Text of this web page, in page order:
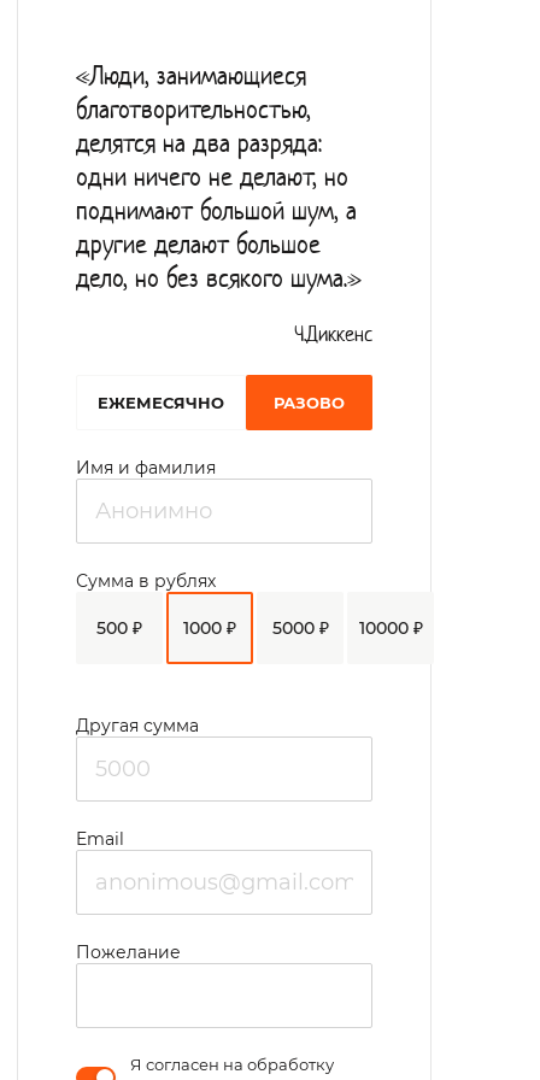
необходимых для улучшения
самочувствия пожилого человека.
Совместные просмотры советского кино,
организация музыкальных вечеров,
прогулки на свежем воздухе помогают
восстановить психоэмоциональное
состояние постояльцев. С вновь
социальный педагог.
«Люди, занимающиеся
благотворительностью,
делятся на два разряда:
одни ничего не делают, но
поднимают большой шум, а
другие делают большое
дело, но без всякого шума.»
Ч.Диккенс
EЖЕМЕСЯЧНО РАЗОВО
Имя и фамилия
500 ₽ 1000 ₽ 5000 ₽ 10000 ₽
Сумма в рублях
Другая сумма
Email
Пожелание
Я согласен на обработку